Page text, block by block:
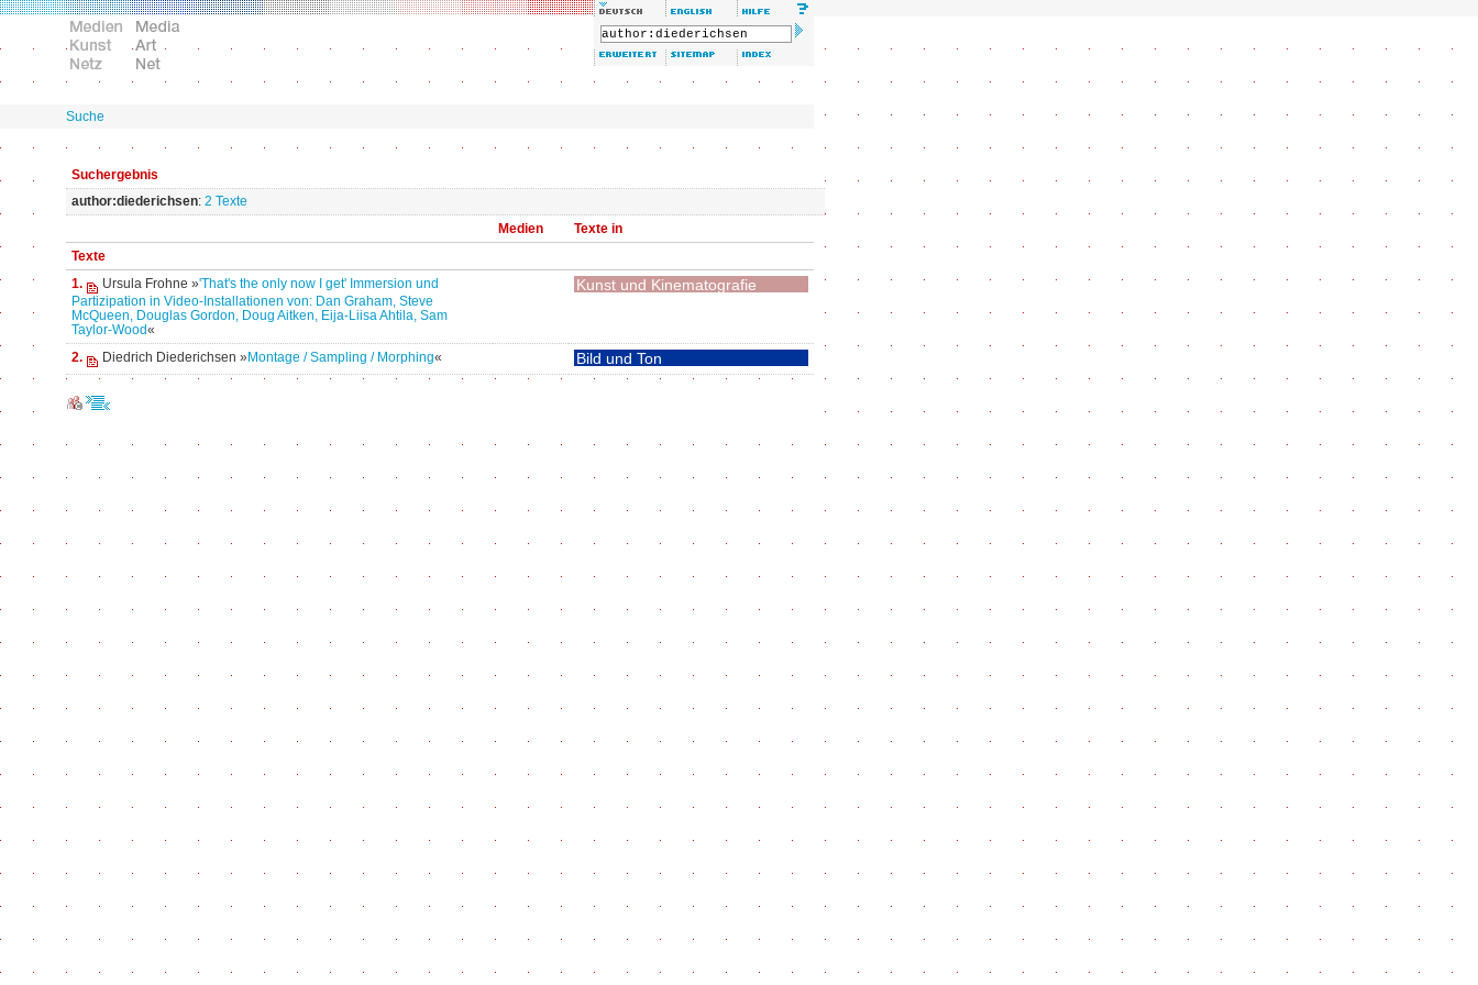
Suche
Suchergebnis
author:diederichsen: 2 Texte
Medien
Texte in
Texte
1.
Ursula Frohne »'That's the only now I get' Immersion und
Partizipation in Video-Installationen von: Dan Graham, Steve
McQueen, Douglas Gordon, Doug Aitken, Eija-Liisa Ahtila, Sam
Taylor-Wood«
Kunst und Kinematografie
2. Diedrich Diederichsen »Montage / Sampling / Morphing« Bild und Ton